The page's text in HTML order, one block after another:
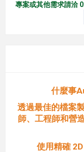
專案或其他需求請洽
什麼事
透過最佳的檔案
師、工程師和營
使用精確